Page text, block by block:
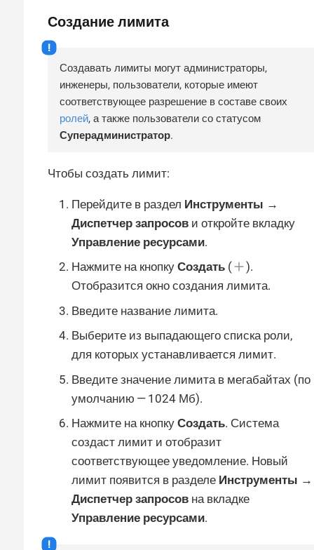
Создание лимита
Создавать лимиты могут администраторы,
инженеры, пользователи, которые имеют
соответствующее разрешение в составе своих
ролей, а также пользователи со статусом
Суперадминистратор.
Чтобы создать лимит:
Перейдите в раздел Инструменты →
Диспетчер запросов и откройте вкладку
Управление ресурсами.
Нажмите на кнопку Создать (
).
Отобразится окно создания лимита.
Введите название лимита.
Выберите из выпадающего списка роли,
для которых устанавливается лимит.
Введите значение лимита в мегабайтах (по
умолчанию — 1024 Мб).
Нажмите на кнопку Создать. Система
создаст лимит и отобразит
соответствующее уведомление. Новый
лимит появится в разделе Инструменты →
Диспетчер запросов на вкладке
Управление ресурсами.